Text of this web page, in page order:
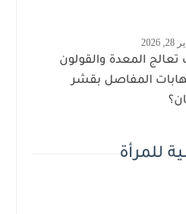
تعالج المعدة والقولون
المفاصل بقشر
للمرأة